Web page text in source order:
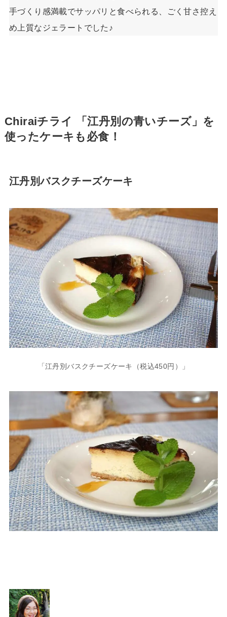
手づくり感満載でサッパリと食べられる、ごく甘さ控え
め上質なジェラートでした♪
Chiraiチライ 「江丹別の青いチーズ」を
使ったケーキも必食！
江丹別バスクチーズケーキ
「江丹別バスクチーズケーキ（税込450円）」